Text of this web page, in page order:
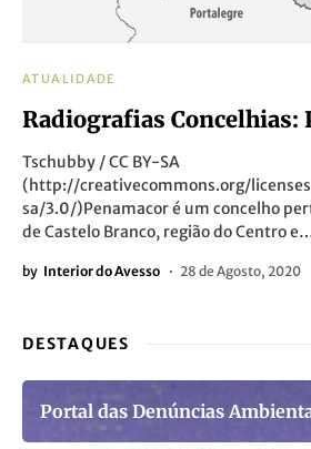
ATUALIDADE
Radiografias Concelhias:
Tschubby / CC BY-SA
(http://creativecommons.org/
sa/3.0/)Penamacor é um concelho
de Castelo Branco, região do Centro
by Interior do Avesso 28 de Agosto, 2020
DESTAQUES
Portal das Denúncias